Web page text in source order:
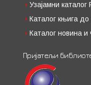
Узајамни каталог
Каталог књига до
Каталог новина
Пријатељи